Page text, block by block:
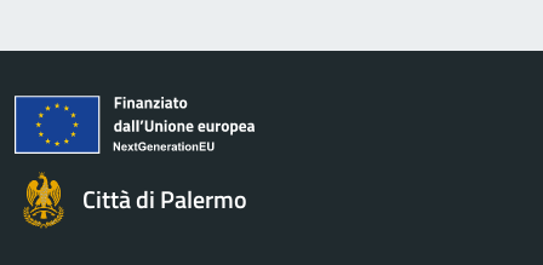
Città di Palermo